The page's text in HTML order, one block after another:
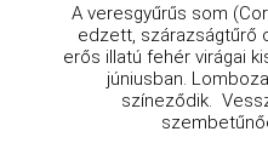
A veresgyűrűs som
edzett, szárazságtűrő
erős illatú fehér virágai
júniusban.
színeződik.